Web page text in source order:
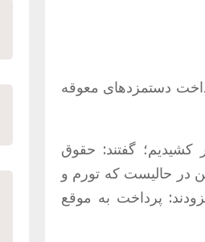
به عدم پرداخت دستمزدهای معوقه
کشیدیم؛ گفتند: حقوق
نشده؛ این در حالیست که تورم و
پرداخت به موقع